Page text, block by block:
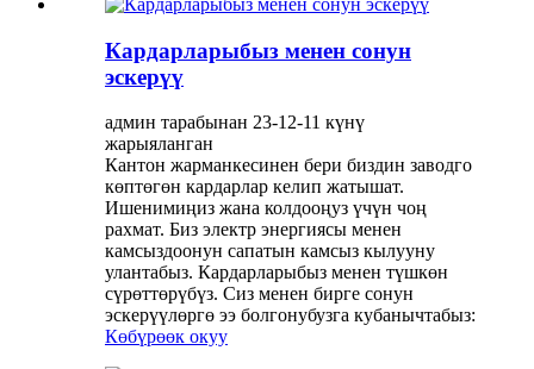
Кардарларыбыз менен сонун
эскерүү
админ тарабынан 23-12-11 күнү
жарыяланган
Кантон жарманкесинен бери биздин заводго
көптөгөн кардарлар келип жатышат.
Ишенимиңиз жана колдооңуз үчүн чоң
рахмат. Биз электр энергиясы менен
камсыздоонун сапатын камсыз кылууну
улантабыз. Кардарларыбыз менен түшкөн
сүрөттөрүбүз. Сиз менен бирге сонун
эскерүүлөргө ээ болгонубузга кубанычтабыз:
Көбүрөөк окуу